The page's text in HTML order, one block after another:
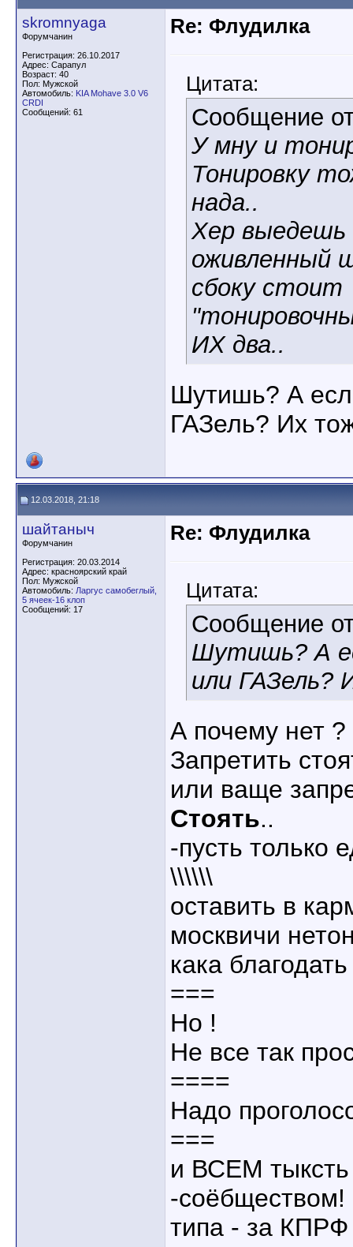
skromnyaga
Форумчанин
Регистрация: 26.10.2017
Адрес: Сарапул
Возраст: 40
Пол: Мужской
Автомобиль: KIA Mohave 3.0 V6
CRDI
Сообщений: 61
Re: Флудилка
Цитата:
Сообщение
У мну и
Тонировку
нада..
Хер выедешь
оживленный
сбоку стоит
ИХ два..
Шутишь? А
ГАЗель? Их
12.03.2018, 21:18
шайтаныч
Форумчанин
Регистрация: 20.03.2014
Адрес: красноярский край
Пол: Мужской
Автомобиль: Ларгус самобеглый,
5 ячеек-16 клоп
Сообщений: 17
Re: Флудилка
Цитата:
Сообщение
Шутишь? А
или ГАЗель?
А почему нет ?
Запретить
или ваще
Стоять..
-пусть только
\\\\\\
оставить в
москвичи
кака
===
Но !
Не все так
====
Надо
===
и ВСЕМ тыксть
-соёбществом!
типа - за КПРФ